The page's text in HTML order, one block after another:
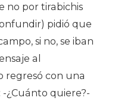
no por tirabichis
pidió que
si no, se iban
al
regresó con una
¿Cuánto quiere?-